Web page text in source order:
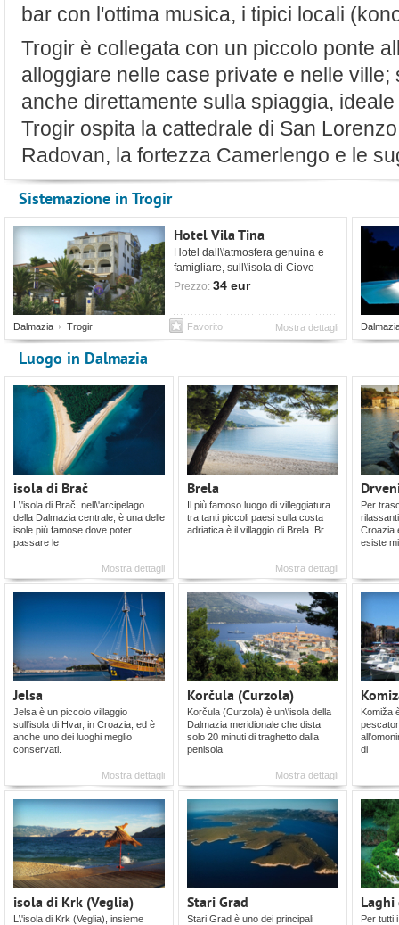
bar con l'ottima musica, i tipici locali
Trogir è collegata con un piccolo ponte
alloggiare nelle case private e nelle
anche direttamente sulla spiaggia,
Trogir ospita la cattedrale di San
Radovan, la fortezza Camerlengo e le
Sistemazione in Trogir
Hotel Vila Tina
Hotel dall\'atmosfera genuina e
famigliare, sull\'isola di Ciovo
comodamente collegata dal ponte
Prezzo: 34 eur
Dalmazia Trogir Mostra dettagli
Favorito
Luogo in Dalmazia
isola di Brač
L\'isola di Brač, nell\'arcipelago
della Dalmazia centrale, è una delle
isole più famose dove poter
passare le
Mostra dettagli
Brela
Il più famoso luogo di villeggiatura
tra tanti piccoli paesi sulla costa
adriatica è il villaggio di Brela. Br
Mostra dettagli
Per
Croazia
esiste
Jelsa
Jelsa è un piccolo villaggio
sull'isola di Hvar, in Croazia, ed è
anche uno dei luoghi meglio
conservati.
Mostra dettagli
Korčula (Curzola)
Korčula (Curzola) è un\'isola della
Dalmazia meridionale che dista
solo 20 minuti di traghetto dalla
penisola
Mostra dettagli
Komiža
di
isola di Krk (Veglia)
L\'isola di Krk (Veglia), insieme
Stari Grad
Stari Grad è uno dei principali
Per tutti